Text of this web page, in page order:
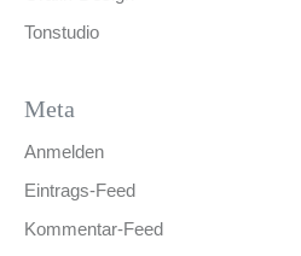
Tonstudio
Meta
Anmelden
Eintrags-Feed
Kommentar-Feed